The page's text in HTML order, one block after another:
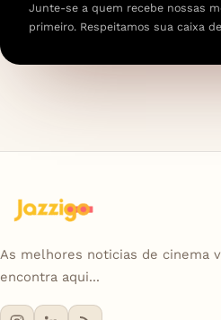
Junte-se a quem recebe nossas
primeiro. Respeitamos sua caixa
As melhores noticias de cinema
encontra aqui...